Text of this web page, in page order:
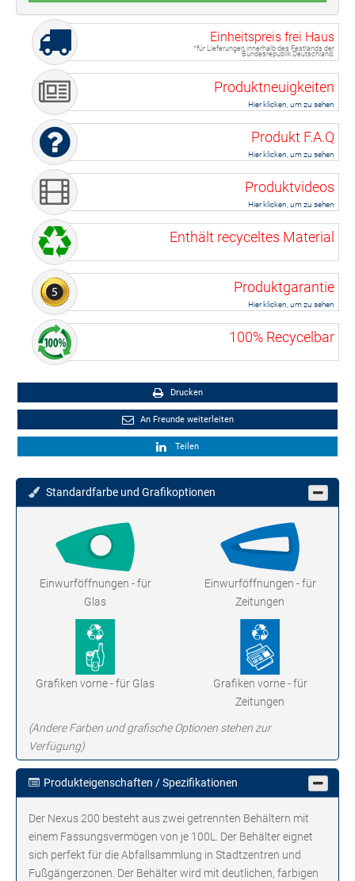
Einheitspreis frei Haus
*für Lieferungen innerhalb des Festlands der
Bundesrepublik Deutschland.
Produktneuigkeiten
Hier klicken, um zu sehen
Produkt F.A.Q
Hier klicken, um zu sehen
Produktvideos
Hier klicken, um zu sehen
Enthält recyceltes Material
Produktgarantie
Hier klicken, um zu sehen
100% Recycelbar
Drucken
An Freunde weiterleiten
Teilen
Standardfarbe und Grafikoptionen
Einwurföffnungen - für
Glas
Einwurföffnungen - für
Zeitungen
Grafiken vorne - für Glas
Grafiken vorne - für
Zeitungen
(Andere Farben und grafische Optionen stehen zur
Verfügung)
Produkteigenschaften / Spezifikationen
Der Nexus 200 besteht aus zwei getrennten Behältern mit
einem Fassungsvermögen von je 100L. Der Behälter eignet
sich perfekt für die Abfallsammlung in Stadtzentren und
Fußgängerzonen. Der Behälter wird mit deutlichen, farbigen